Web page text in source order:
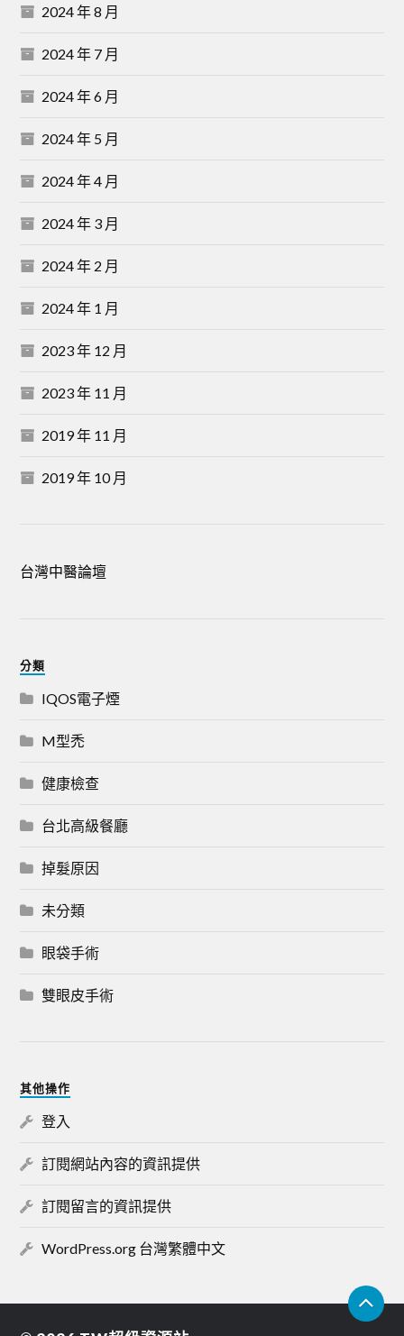
2024 年 8 月
2024 年 7 月
2024 年 6 月
2024 年 5 月
2024 年 4 月
2024 年 3 月
2024 年 2 月
2024 年 1 月
2023 年 12 月
2023 年 11 月
2019 年 11 月
2019 年 10 月
台灣中醫論壇
分類
IQOS電子煙
M型禿
健康檢查
台北高級餐廳
掉髮原因
未分類
眼袋手術
雙眼皮手術
其他操作
登入
訂閱網站內容的資訊提供
訂閱留言的資訊提供
WordPress.org 台灣繁體中文